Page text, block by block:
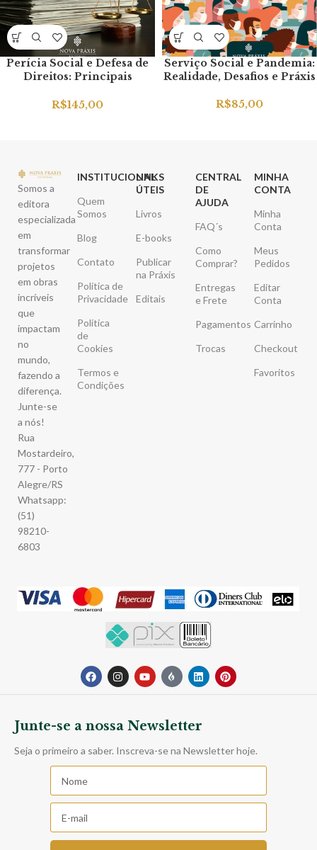
Perícia Social e Defesa de
Direitos: Principais
Técnicos Segundo Expertos
R$145,00
Serviço Social e Pandemia:
Realidade, Desafios e Práxis
R$85,00
Somos a
editora
especializada
em
transformar
projetos
em obras
incríveis
que
impactam
no
mundo,
fazendo a
diferença.
Junte-se
a nós!
Rua
Mostardeiro,
777 - Porto
Alegre/RS
Whatsapp:
(51)
98210-
6803
INSTITUCIONAL
Quem
Somos
Blog
Contato
Política de
Privacidade
Política
de
Cookies
Termos e
Condições
LINKS
ÚTEIS
Livros
E-books
Publicar
na Práxis
Editais
CENTRAL
DE
AJUDA
FAQ´s
Como
Comprar?
Entregas
e Frete
Pagamentos
Trocas
MINHA
CONTA
Minha
Conta
Meus
Pedidos
Editar
Conta
Carrinho
Checkout
Favoritos
Junte-se a nossa Newsletter
Seja o primeiro a saber. Inscreva-se na Newsletter hoje.